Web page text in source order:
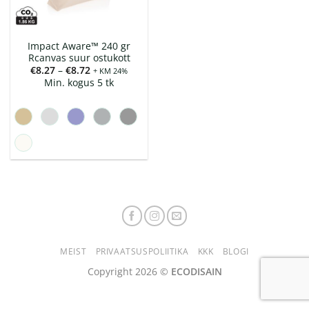
Impact Aware™ 240 gr
Rcanvas suur ostukott
€8.27 – €8.72Hinnavahemik:
€8.27
kuni
+ KM 24%
Min. kogus 5 tk
MEIST PRIVAATSUSPOLIITIKA KKK BLOGI
Copyright 2026 © ECODISAIN